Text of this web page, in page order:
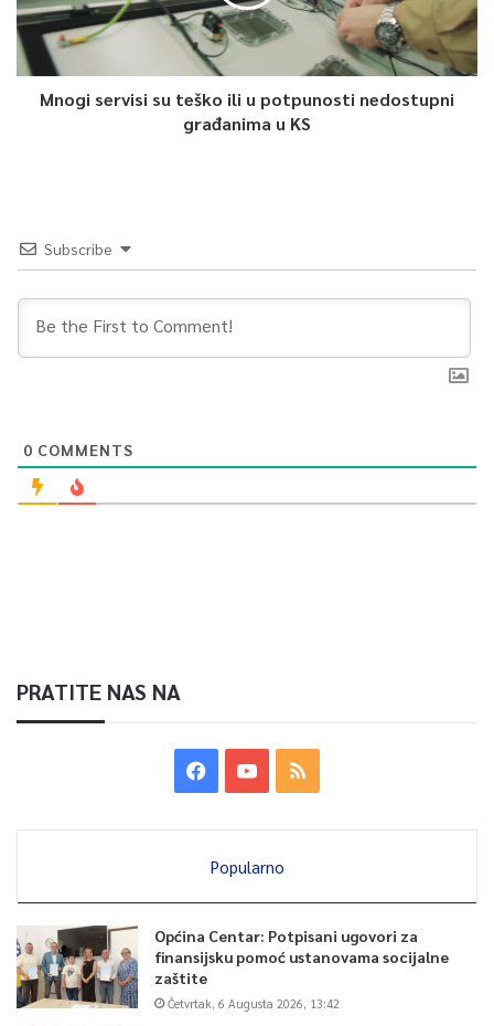
Mnogi servisi su teško ili u potpunosti nedostupni
građanima u KS
Subscribe
0 COMMENTS
PRATITE NAS NA
Popularno
Općina Centar: Potpisani ugovori za
finansijsku pomoć ustanovama socijalne
zaštite
Četvrtak, 6 Augusta 2026, 13:42